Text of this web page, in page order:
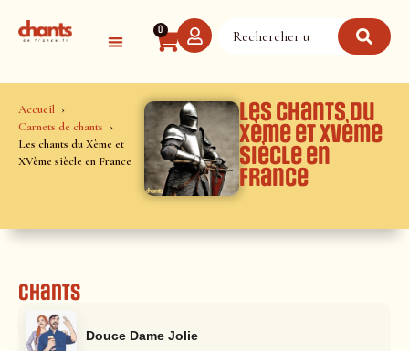
0
Accueil
Carnets de chants
Les chants du Xème et
XVème siècle en France
Les chants du
Xème et XVème
siècle en
France
Chants
Douce Dame Jolie